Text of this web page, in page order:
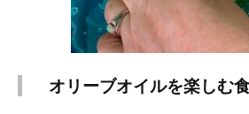
オリーブオイルを楽しむ